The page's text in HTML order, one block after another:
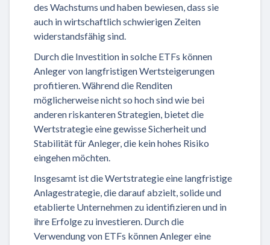
des Wachstums und haben bewiesen, dass sie
auch in wirtschaftlich schwierigen Zeiten
widerstandsfähig sind.
Durch die Investition in solche ETFs können
Anleger von langfristigen Wertsteigerungen
profitieren. Während die Renditen
möglicherweise nicht so hoch sind wie bei
anderen riskanteren Strategien, bietet die
Wertstrategie eine gewisse Sicherheit und
Stabilität für Anleger, die kein hohes Risiko
eingehen möchten.
Insgesamt ist die Wertstrategie eine langfristige
Anlagestrategie, die darauf abzielt, solide und
etablierte Unternehmen zu identifizieren und in
ihre Erfolge zu investieren. Durch die
Verwendung von ETFs können Anleger eine